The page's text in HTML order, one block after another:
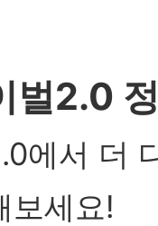
벌2.0
에서 더
보세요!